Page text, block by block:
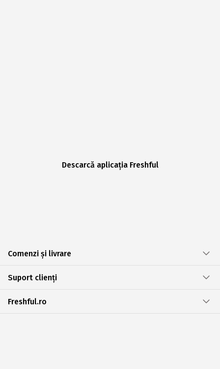
Descarcă aplicația Freshful
Comenzi și livrare
Suport clienți
Freshful.ro